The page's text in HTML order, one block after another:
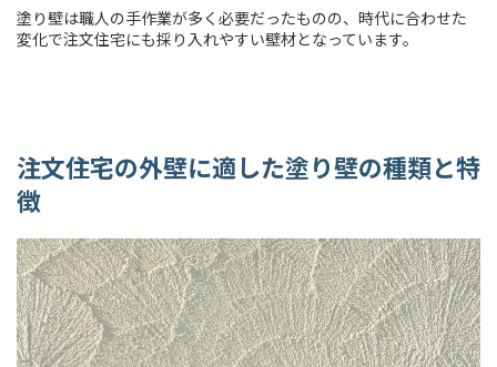
塗り壁は職人の手作業が多く必要だったものの、時代に合わせた
変化で注文住宅にも採り入れやすい壁材となっています。
注文住宅の外壁に適した塗り壁の種類と特
徴